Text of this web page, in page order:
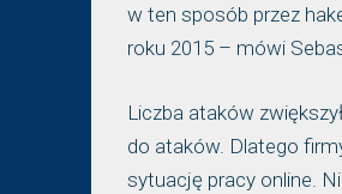
w ten sposób przez
roku 2015 – mówi
Liczba ataków
do ataków. Dlatego
sytuację pracy online.